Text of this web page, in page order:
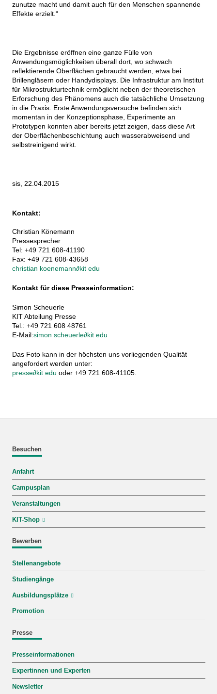
zunutze macht und damit auch für den Menschen spannende
Effekte erzielt.“
Die Ergebnisse eröffnen eine ganze Fülle von
Anwendungsmöglichkeiten überall dort, wo schwach
reflektierende Oberflächen gebraucht werden, etwa bei
Brillengläsern oder Handydisplays. Die Infrastruktur am Institut
für Mikrostrukturtechnik ermöglicht neben der theoretischen
Erforschung des Phänomens auch die tatsächliche Umsetzung
in die Praxis. Erste Anwendungsversuche befinden sich
momentan in der Konzeptionsphase, Experimente an
Prototypen konnten aber bereits jetzt zeigen, dass diese Art
der Oberflächenbeschichtung auch wasserabweisend und
selbstreinigend wirkt.
sis, 22.04.2015
Kontakt:
Christian Könemann
Pressesprecher
Tel: +49 721 608-41190
Fax: +49 721 608-43658
christian koenemann∂kit edu
Kontakt für diese Presseinformation:
Simon Scheuerle
KIT Abteilung Presse
Tel.: +49 721 608 48761
E-Mail:simon scheuerle∂kit edu
Das Foto kann in der höchsten uns vorliegenden Qualität
angefordert werden unter:
presse∂kit edu oder +49 721 608-41105.
Besuchen
Anfahrt
Campusplan
Veranstaltungen
KIT-Shop
Bewerben
Stellenangebote
Studiengänge
Ausbildungsplätze
Promotion
Presse
Presseinformationen
Expertinnen und Experten
Newsletter